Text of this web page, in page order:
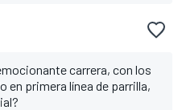
carrera, con los
en primera línea de parrilla,